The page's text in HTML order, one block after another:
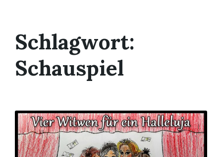
Schlagwort:
Schauspiel
Mehr
erfahren